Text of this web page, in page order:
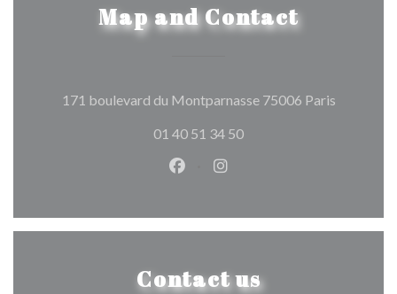
Map and Contact
171 boulevard du Montparnasse 75006 Paris((opens
01 40 51 34 50
Facebook ((opens in a new
Instagram ((opens in a
Contact us